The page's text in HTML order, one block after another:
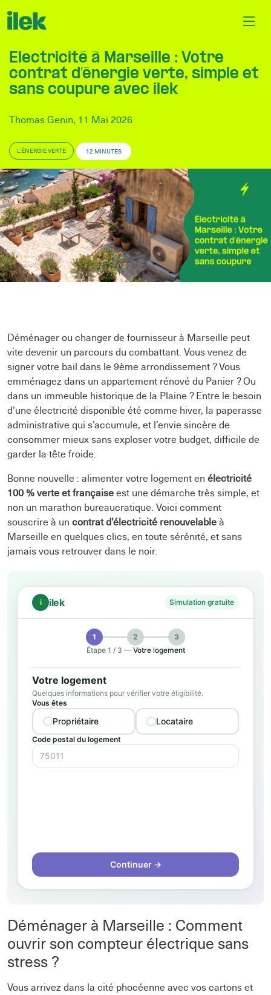
Électricité à Marseille : Votre
contrat d’énergie verte, simple et
sans coupure avec ilek
Thomas Genin, 11 Mai 2026
L’ÉNERGIE VERTE 12 MINUTES
Déménager ou changer de fournisseur à Marseille peut
vite devenir un parcours du combattant. Vous venez de
signer votre bail dans le 9ème arrondissement ? Vous
emménagez dans un appartement rénové du Panier ? Ou
dans un immeuble historique de la Plaine ? Entre le besoin
d’une électricité disponible été comme hiver, la paperasse
administrative qui s’accumule, et l’envie sincère de
consommer mieux sans exploser votre budget, difficile de
garder la tête froide.
Bonne nouvelle : alimenter votre logement en électricité
100 % verte et française est une démarche très simple, et
non un marathon bureaucratique. Voici comment
souscrire à un contrat d’électricité renouvelable à
Marseille en quelques clics, en toute sérénité, et sans
jamais vous retrouver dans le noir.
Déménager à Marseille : Comment
ouvrir son compteur électrique sans
stress ?
Vous arrivez dans la cité phocéenne avec vos cartons et